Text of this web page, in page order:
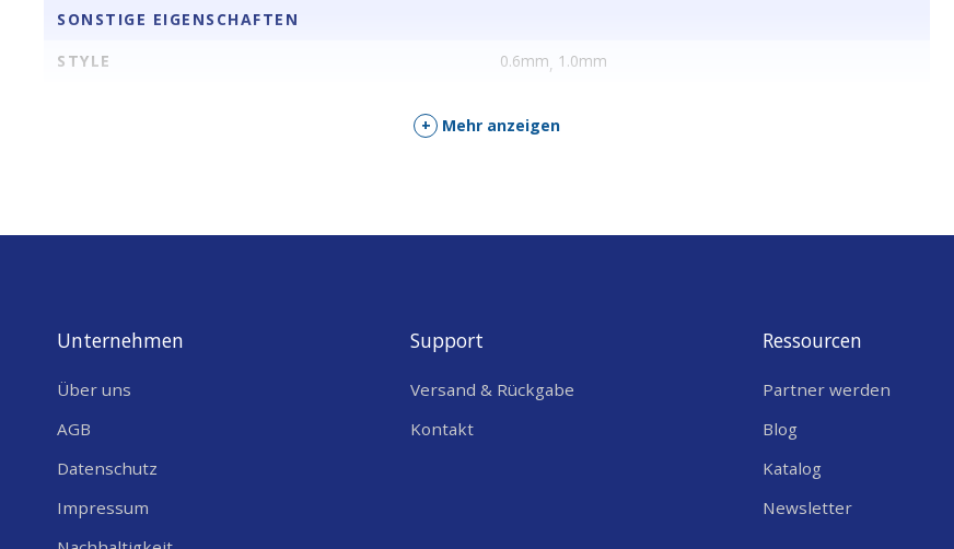
SONSTIGE EIGENSCHAFTEN
STYLE
0.6mm, 1.0mm
+ Mehr anzeigen
Unternehmen
Über uns
AGB
Datenschutz
Impressum
Support
Versand & Rückgabe
Kontakt
Ressourcen
Partner werden
Blog
Katalog
Newsletter